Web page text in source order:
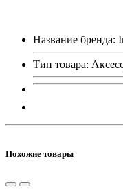
Название бренда:
Тип товара:
Похожие товары